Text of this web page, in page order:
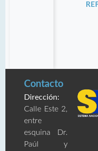
Contacto
Dirección:
Calle Este 2,
entre
esquina Dr.
Paúl y